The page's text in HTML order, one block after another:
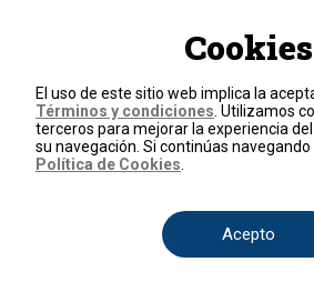
Política de cookies
Términos y
© 2026, RCN
Todos los derechos
Cookies
El uso de este sitio web implica la
Términos y condiciones . Utilizamos
terceros para mejorar la experiencia
su navegación. Si continúas navegando
Política de Cookies
Acepto